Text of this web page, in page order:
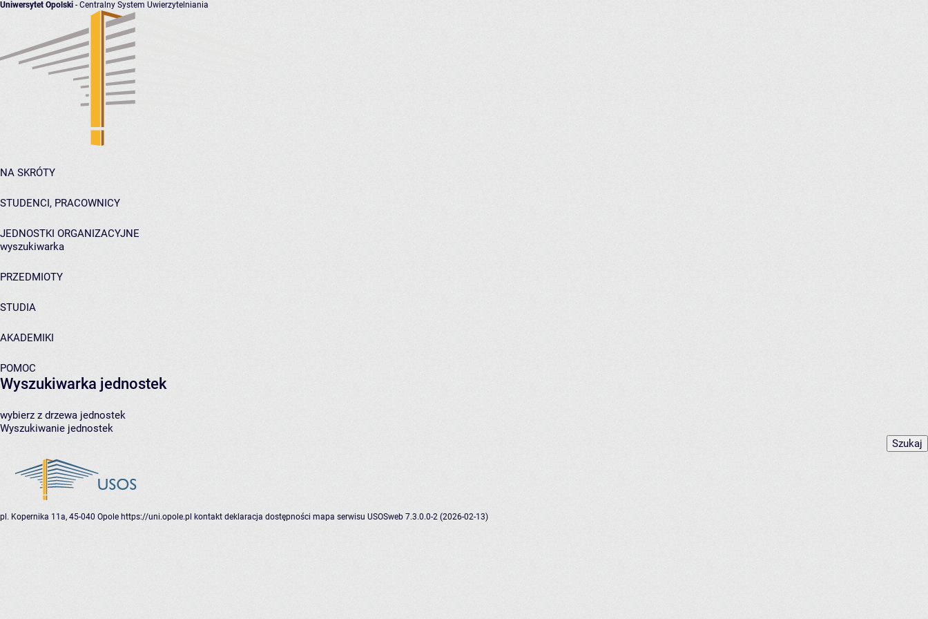
Uniwersytet Opolski - Centralny System Uwierzytelniania
NA SKRÓTY
STUDENCI, PRACOWNICY
JEDNOSTKI ORGANIZACYJNE
wyszukiwarka
PRZEDMIOTY
STUDIA
AKADEMIKI
POMOC
Wyszukiwarka jednostek
wybierz z drzewa jednostek
Wyszukiwanie jednostek
pl. Kopernika 11a, 45-040 Opole https://uni.opole.pl kontakt deklaracja dostępności mapa serwisu USOSweb 7.3.0.0-2 (2026-02-13)